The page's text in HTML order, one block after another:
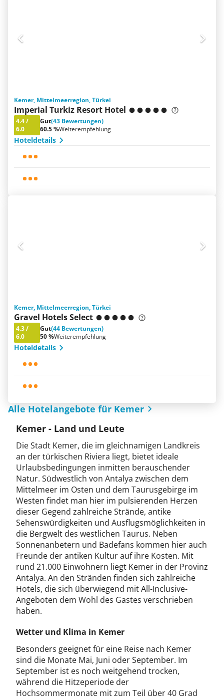
Kemer, Mittelmeerregion, Türkei
Imperial Turkiz Resort Hotel
4.4/
6.0
Gut(43 Bewertungen)
60.5 %Weiterempfehlung
Hoteldetails
Kemer, Mittelmeerregion, Türkei
Gravel Hotels Select
4.3/
6.0
Gut(44 Bewertungen)
50 %Weiterempfehlung
Hoteldetails
Alle Hotelangebote für Kemer
Kemer - Land und Leute
Die Stadt Kemer, die im gleichnamigen Landkreis
an der türkischen Riviera liegt, bietet ideale
Urlaubsbedingungen inmitten berauschender
Natur. Südwestlich von Antalya zwischen dem
Mittelmeer im Osten und dem Taurusgebirge im
Westen findet man hier im pulsierenden Herzen
dieser Gegend zahlreiche Strände, antike
Sehenswürdigkeiten und Ausflugsmöglichkeiten in
die Bergwelt des westlichen Taurus. Neben
Sonnenanbetern und Badefans kommen hier auch
Freunde der antiken Kultur auf ihre Kosten. Mit
rund 21.000 Einwohnern liegt Kemer in der Provinz
Antalya. An den Stränden finden sich zahlreiche
Hotels, die sich überwiegend mit All-Inclusive-
Angeboten dem Wohl des Gastes verschrieben
haben.
Wetter und Klima in Kemer
Besonders geeignet für eine Reise nach Kemer
sind die Monate Mai, Juni oder September. Im
September ist es noch weitgehend trocken,
während die Hitzeperiode der
Hochsommermonate mit zum Teil über 40 Grad